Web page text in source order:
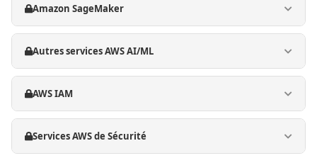
Amazon SageMaker
Autres services AWS AI/ML
AWS IAM
Services AWS de Sécurité